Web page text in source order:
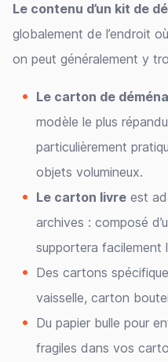
Le contenu d’un kit de
globalement de l’endroit
on peut généralement y
Le carton de
modèle le plus
particulièrement
objets volumineux.
Le carton livre est
archives : composé
supportera facilement
Des cartons
vaisselle, carton
Du papier bulle pour
fragiles dans vos